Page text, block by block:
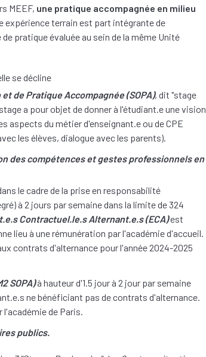
MEEF, une pratique accompagnée en milieu
expérience terrain est part intégrante de
pratique évaluée au sein de la même Unité
se décline
de Pratique Accompagnée (SOPA), dit "stage
a pour objet de donner à l'étudiant.e une vision
aspects du métier d'enseignant.e ou de CPE
les élèves, dialogue avec les parents).
des compétences et gestes professionnels en
le cadre de la prise en responsabilité
à 2 jours par semaine dans la limite de 324
Contractuel.le.s Alternant.e.s (ECA)est
lieu à une rémunération par l'académie d'accueil.
contrats d'alternance pour l'année 2024-2025
SOPA)à hauteur d'1.5 jour à 2 jour par semaine
ne bénéficiant pas de contrats d'alternance.
l'académie de Paris.
publics.